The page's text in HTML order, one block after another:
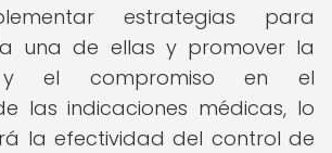
estrategias para
una de ellas y promover la
y el compromiso en el
las indicaciones médicas, lo
la efectividad del control de